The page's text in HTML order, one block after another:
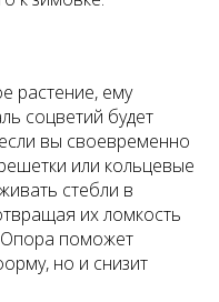
растение, ему
соцветий будет
вы своевременно
или кольцевые
стебли в
их ломкость
Опора поможет
но и снизит